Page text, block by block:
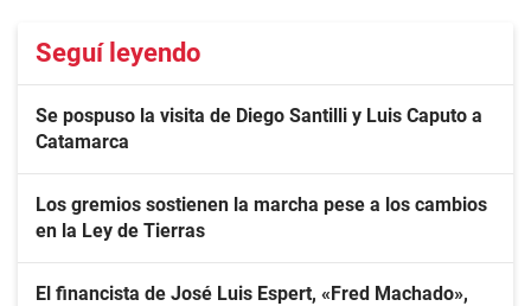
Seguí leyendo
Se pospuso la visita de Diego Santilli y Luis Caputo a
Catamarca
Los gremios sostienen la marcha pese a los cambios
en la Ley de Tierras
El financista de José Luis Espert, «Fred Machado»,